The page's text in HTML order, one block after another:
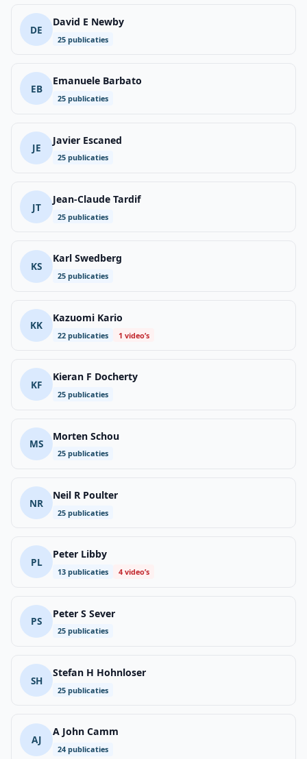
DE
David E Newby
25 publicaties
EB
Emanuele Barbato
25 publicaties
JE
Javier Escaned
25 publicaties
JT
Jean-Claude Tardif
25 publicaties
KS
Karl Swedberg
25 publicaties
KK
Kazuomi Kario
22 publicaties 1 video’s
KF
Kieran F Docherty
25 publicaties
MS
Morten Schou
25 publicaties
NR
Neil R Poulter
25 publicaties
PL
Peter Libby
13 publicaties 4 video’s
PS
Peter S Sever
25 publicaties
SH
Stefan H Hohnloser
25 publicaties
AJ
A John Camm
24 publicaties